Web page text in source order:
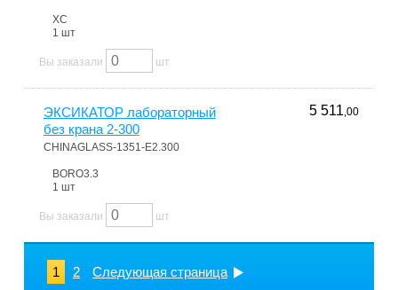
ХС
1 шт
Вы заказали шт
ЭКСИКАТОР лабораторный
без крана 2-300
CHINAGLASS-1351-E2.300
BORO3.3
1 шт
5 511,00
Вы заказали шт
1 2 Следующая страница